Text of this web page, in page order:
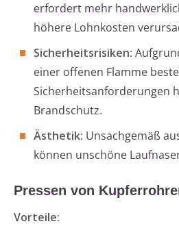
erfordert mehr
höhere Lohnkosten
Sicherheitsrisiken:
einer offenen Flamme
Sicherheitsanforderungen
Brandschutz.
Ästhetik: Unsachgemäß
können unschöne
Pressen von
Vorteile: